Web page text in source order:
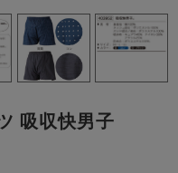
吸収快男子